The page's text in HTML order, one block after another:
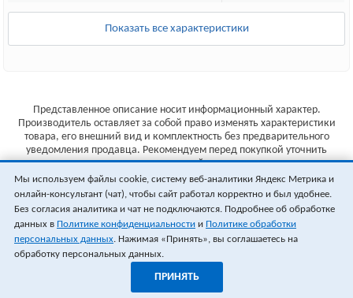
Показать все характеристики
Представленное описание носит информационный характер.
Производитель оставляет за собой право изменять характеристики
товара, его внешний вид и комплектность без предварительного
уведомления продавца. Рекомендуем перед покупкой уточнить
характеристики товара на сайте производителя.
Указанные цены не являются публичной офертой (ст.435 ГК РФ).
Стоимость и наличие товара уточняйте у менеджера.
Мы используем файлы cookie, систему веб-аналитики Яндекс Метрика и
онлайн-консультант (чат), чтобы сайт работал корректно и был удобнее.
Без согласия аналитика и чат не подключаются. Подробнее об обработке
данных в Политике конфиденциальности и Политике обработки
персональных данных. Нажимая «Принять», вы соглашаетесь на
обработку персональных данных.
ПРИНЯТЬ